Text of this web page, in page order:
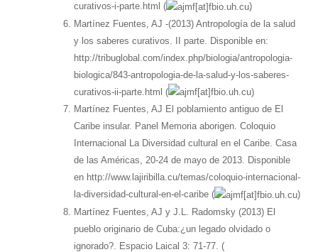
curativos-i-parte.html (
)
Martínez Fuentes, AJ -(2013) Antropología de la salud
y los saberes curativos. II parte. Disponible en:
http://tribuglobal.com/index.php/biologia/antropologia-
biologica/843-antropologia-de-la-salud-y-los-saberes-
curativos-ii-parte.html (
)
Martínez Fuentes, AJ El poblamiento antiguo de El
Caribe insular. Panel Memoria aborigen. Coloquio
Internacional La Diversidad cultural en el Caribe. Casa
de las Américas, 20-24 de mayo de 2013. Disponible
en http://www.lajiribilla.cu/temas/coloquio-internacional-
la-diversidad-cultural-en-el-caribe (
)
Martínez Fuentes, AJ y J.L. Radomsky (2013) El
pueblo originario de Cuba:¿un legado olvidado o
ignorado?. Espacio Laical 3: 71-77. (